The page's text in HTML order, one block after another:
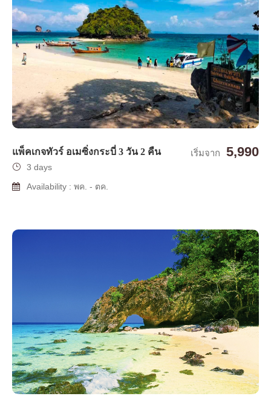
แพ็คเกจทัวร์ อเมซิ่งกระบี่ 3 วัน 2 คืน เริ่มจาก 5,990
3 days
Availability : พค. - ตค.